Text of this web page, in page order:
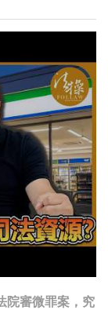
院審微罪案，究